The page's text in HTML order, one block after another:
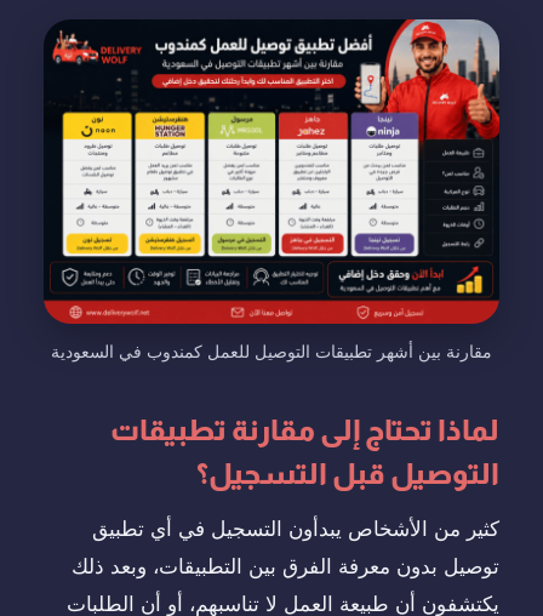
مقارنة بين أشهر تطبيقات التوصيل للعمل كمندوب في السعودية
لماذا تحتاج إلى مقارنة تطبيقات
التوصيل قبل التسجيل؟
كثير من الأشخاص يبدأون التسجيل في أي تطبيق
توصيل بدون معرفة الفرق بين التطبيقات، وبعد ذلك
يكتشفون أن طبيعة العمل لا تناسبهم، أو أن الطلبات